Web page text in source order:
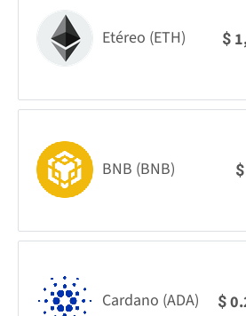
Etéreo (ETH) $
BNB (BNB) $
Cardano (ADA) $